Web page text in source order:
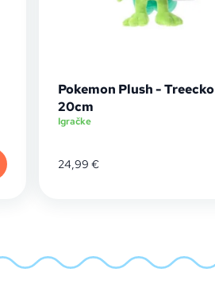
Pokemon Plush - Treecko
20cm
Igračke
24,99 €